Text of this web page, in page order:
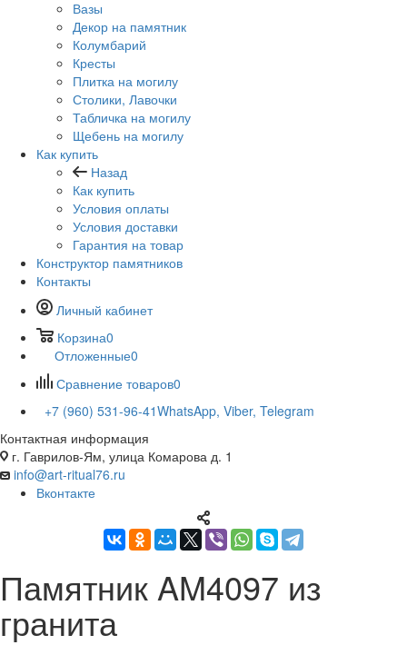
Вазы
Декор на памятник
Колумбарий
Кресты
Плитка на могилу
Столики, Лавочки
Табличка на могилу
Щебень на могилу
Как купить
Назад
Как купить
Условия оплаты
Условия доставки
Гарантия на товар
Конструктор памятников
Контакты
Личный кабинет
Корзина0
Отложенные0
Сравнение товаров0
+7 (960) 531-96-41WhatsApp, Viber, Telegram
Контактная информация
г. Гаврилов-Ям, улица Комарова д. 1
info@art-ritual76.ru
Вконтакте
Памятник AM4097 из
гранита